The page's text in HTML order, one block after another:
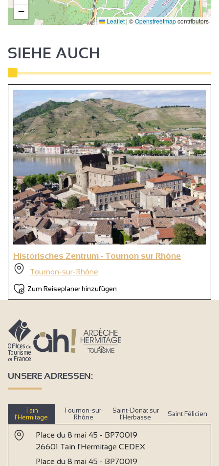
−
Leaflet |©Openstreetmapcontributors
SIEHE AUCH
Historisches Zentrum - Tournon sur Rhône
Tournon-sur-Rhône
Zum Reiseplaner hinzufügen
UNSERE ADRESSEN:
Tain
l’Hermitage
Tournon-sur-
Rhône
Saint-Donat sur
l’Herbasse
Saint Félicien
Place du 8 mai 45 - BP70019
26601 Tain l'Hermitage CEDEX
Place du 8 mai 45 - BP70019